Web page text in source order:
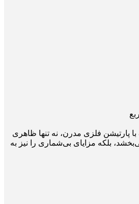
پارتیشن فلزی مدرن، نه تنها ظاهری
بلکه مزایای بی‌شماری را نیز به